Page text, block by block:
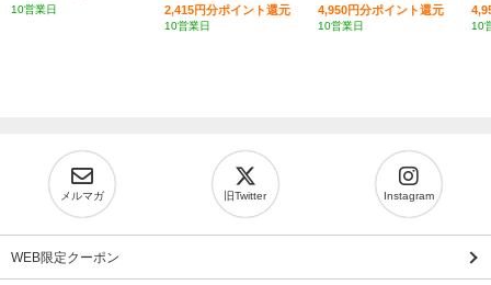
10営業日
2,415円分ポイント還元
10営業日
4,950円分ポイント還元
10営業日 10
メルマガ 旧Twitter Instagram
WEB限定クーポン